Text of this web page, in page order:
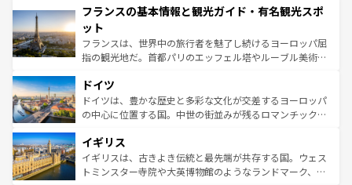
ませてくれるイタリアで、忘れられない旅をしてみよう！
なお、新着のイタリア情報は
しい。
文化が根付くこの国では、情熱的なフラメンコ、熱気あふ
れる闘牛、そして美味しいタパスが生活の一部となってい
る。首都マドリードの洗練された雰囲気や、バルセロナの
アートに溢れた街角から、地方では古代ローマ遺跡や中世
せる。地方によって風土や気候が異なるスペインはその個
性で訪れる人を魅了する。 なお、新着のスペイン情報は コ
ンテンツ一覧を参照してほしい。
フランスの基本情報と観光ガイド・有名観光スポ
ット
フランスは、世界中の旅行者を魅了し続けるヨーロッパ屈
指の観光地だ。首都パリのエッフェル塔やルーブル美術館
で、幅広い魅力が詰まっている。華麗な宮殿、歴史的な大
聖堂、美しいビーチ、そして豊かな自然が、訪れる者を心
から魅了する。また、フランスは美食の国としても知ら
いる。シャンパンの発祥地であるランス、プロヴァンスの
香り高いラベンダー畑など、多彩な楽しみ方が可能だ。さ
らに、パリ以外の地域にも魅力が溢れており、どの街角に
ドイツ
ドイツは、豊かな歴史と多彩な文化が交差するヨーロッパ
の中心に位置する国。中世の街並みが残るロマンチック街
顔を持つこの国は、どこを歩いても飽きることがない。ベ
ルリンの文化的活気、バイエルン州のアルプスの絶景、そ
してライン川沿いのワイン畑といった風景は必見。ビール
イギリス
イギリスは、古きよき伝統と最先端が共存する国。ウェス
トミンスター寺院や大英博物館のようなランドマーク、歴